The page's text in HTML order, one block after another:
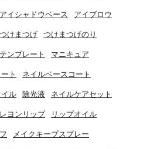
アイシャドウベース アイブロウ
つけまつげ つけまつげのり
ンプレート マニキュア
ト ネイルベースコート
ル 除光液 ネイルケアセット
ヨンリップ リップオイル
メイクキープスプレー